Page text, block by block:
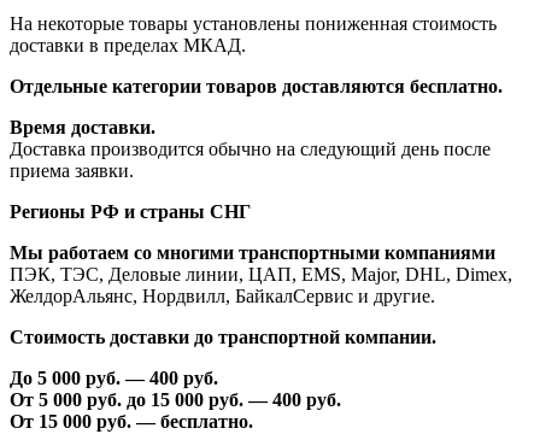
На некоторые товары установлены пониженная стоимость
доставки в пределах МКАД.
Отдельные категории товаров доставляются бесплатно.
Время доставки.
Доставка производится обычно на следующий день после
приема заявки.
Регионы РФ и страны СНГ
Мы работаем со многими транспортными компаниями
ПЭК, ТЭС, Деловые линии, ЦАП, EMS, Major, DHL, Dimex,
ЖелдорАльянс, Нордвилл, БайкалСервис и другие.
Стоимость доставки до транспортной компании.
До 5 000 руб. —400 руб.
От 5 000 руб. до 15 000 руб. —400 руб.
От 15 000 руб. — бесплатно.